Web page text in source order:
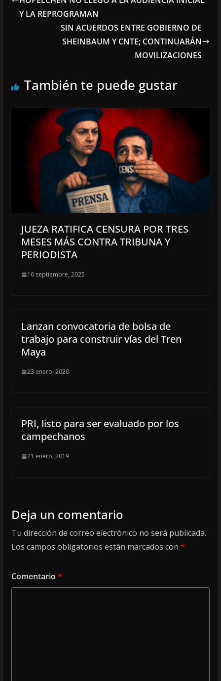
Y LA REPROGRAMAN
SIN ACUERDOS ENTRE GOBIERNO DE
SHEINBAUM Y CNTE; CONTINUARÁN
MOVILIZACIONES
También te puede gustar
JUEZA RATIFICA CENSURA POR TRES
MESES MÁS CONTRA TRIBUNA Y
PERIODISTA
16 septiembre, 2025
Lanzan convocatoria de bolsa de
trabajo para construir vías del Tren
Maya
23 enero, 2020
PRI, listo para ser evaluado por los
campechanos
21 enero, 2019
Deja un comentario
Tu dirección de correo electrónico no será publicada.
Los campos obligatorios están marcados con *
Comentario *